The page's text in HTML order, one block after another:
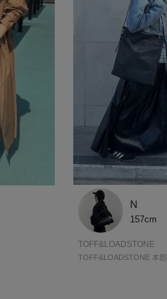
N
157cm
TOFF&LOADSTONE
TOFF&LOADSTONE 本部